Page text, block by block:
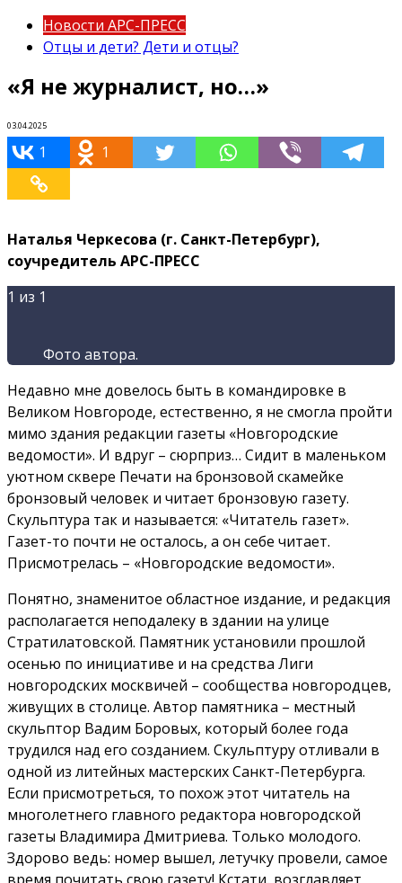
Новости АРС-ПРЕСС
Отцы и дети? Дети и отцы?
«Я не журналист, но…»
03.04.2025
1 1
Наталья Черкесова (г. Санкт-Петербург),
соучредитель АРС-ПРЕСС
1 из 1
Фото автора.
Недавно мне довелось быть в командировке в
Великом Новгороде, естественно, я не смогла пройти
мимо здания редакции газеты «Новгородские
ведомости». И вдруг – сюрприз… Сидит в маленьком
уютном сквере Печати на бронзовой скамейке
бронзовый человек и читает бронзовую газету.
Скульптура так и называется: «Читатель газет».
Газет-то почти не осталось, а он себе читает.
Присмотрелась – «Новгородские ведомости».
Понятно, знаменитое областное издание, и редакция
располагается неподалеку в здании на улице
Стратилатовской. Памятник установили прошлой
осенью по инициативе и на средства Лиги
новгородских москвичей – сообщества новгородцев,
живущих в столице. Автор памятника – местный
скульптор Вадим Боровых, который более года
трудился над его созданием. Скульптуру отливали в
одной из литейных мастерских Санкт-Петербурга.
Если присмотреться, то похож этот читатель на
многолетнего главного редактора новгородской
газеты Владимира Дмитриева. Только молодого.
Здорово ведь: номер вышел, летучку провели, самое